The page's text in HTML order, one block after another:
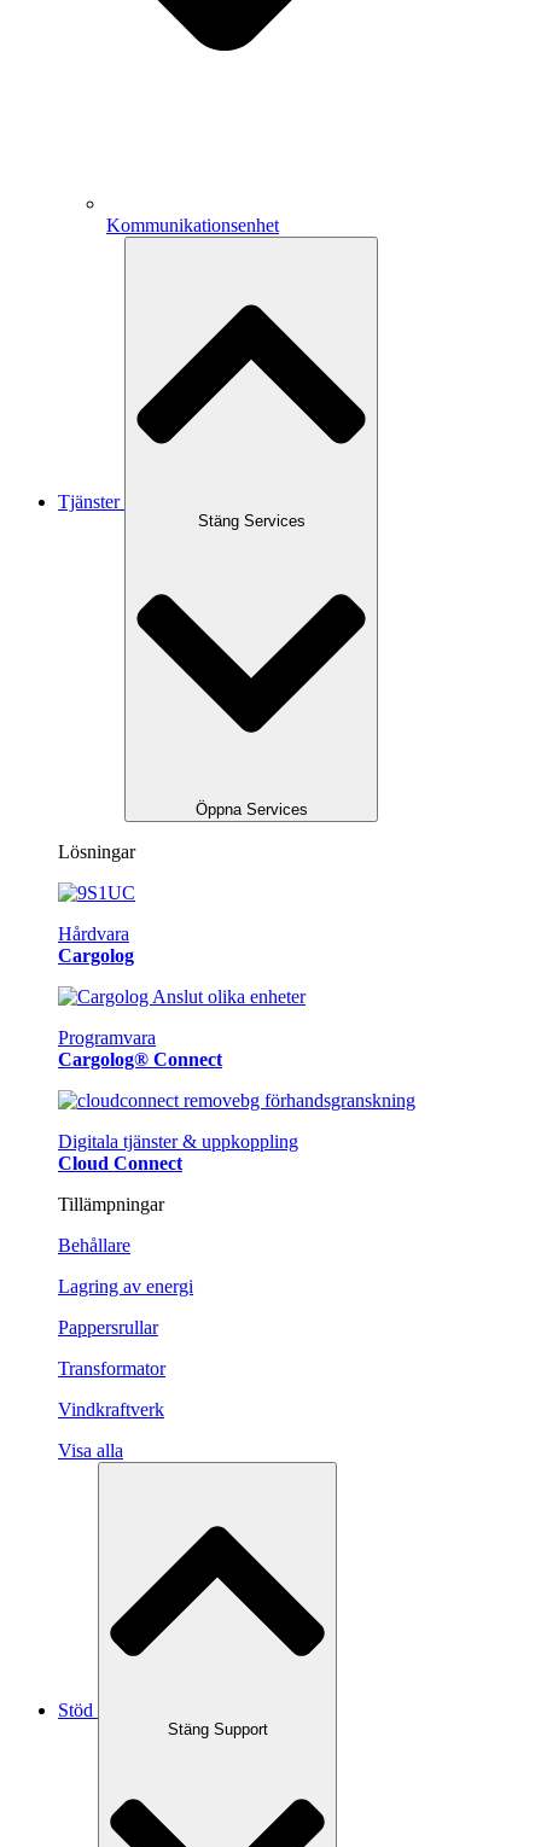
Kommunikationsenhet
Tjänster
Stäng Services
Öppna Services
Lösningar
Hårdvara
Cargolog
Programvara
Cargolog® Connect
Digitala tjänster & uppkoppling
Cloud Connect
Tillämpningar
Behållare
Lagring av energi
Pappersrullar
Transformator
Vindkraftverk
Visa alla
Stöd
Stäng Support